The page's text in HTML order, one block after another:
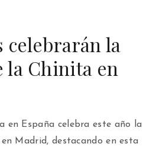
celebrarán la
la Chinita en
en España celebra este año la
Madrid, destacando en esta